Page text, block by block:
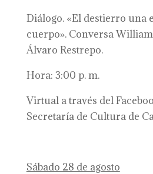
Diálogo. «El destierro una
cuerpo». Conversa
Álvaro Restrepo.
Hora: 3:00 p. m.
Virtual a través del
Secretaría de Cultura de
Sábado 28 de agosto